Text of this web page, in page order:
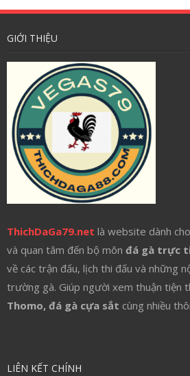
GIỚI THIỆU
ThichDaGa79.net là website dành
và quan tâm đến bộ môn đá gà trực
về các trận đấu, lịch thi đấu và những
trường gà. Giúp người xem thuận tiện
Thomo, đá gà cựa sắt cùng nhiều
LIÊN KẾT CHÍNH